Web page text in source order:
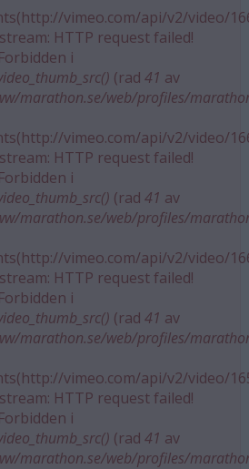
vimeo.com/api/v2/video/
HTTP request failed!
i
(rad 41 av
marathon.se/web/profiles/
vimeo.com/api/v2/video/
HTTP request failed!
i
(rad 41 av
marathon.se/web/profiles/
vimeo.com/api/v2/video/
HTTP request failed!
i
(rad 41 av
marathon.se/web/profiles/
vimeo.com/api/v2/video/
HTTP request failed!
i
(rad 41 av
marathon.se/web/profiles/